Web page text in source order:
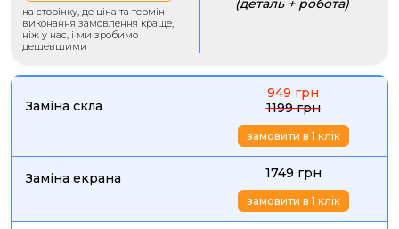
на сторінку, де ціна та термін
виконання замовлення краще,
ніж у нас, і ми зробимо
дешевшими
(деталь + робота)
Заміна скла
949 грн
1199 грн
замовити в 1 клік
Заміна екрана 1749 грн
замовити в 1 клік